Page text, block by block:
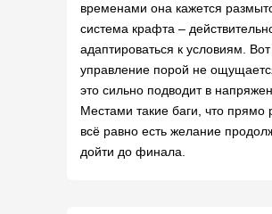
временами она кажется
система крафта –
адаптироваться к условиям. Вот
управление порой не
это сильно подводит в
Местами такие баги, что прямо
всё равно есть желание
дойти до финала.